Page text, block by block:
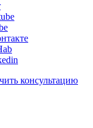
консультацию